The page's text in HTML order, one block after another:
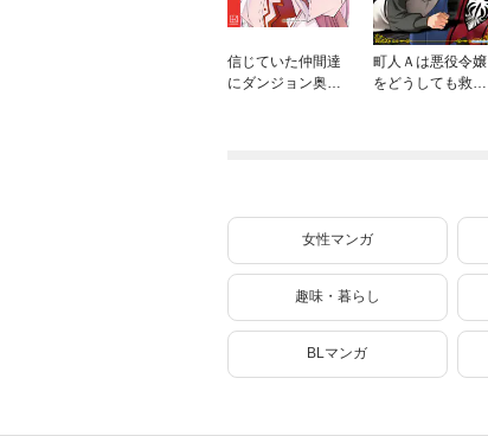
信じていた仲間達
にダンジョン奥地
界に復讐＆『ざま
（２３）
町人Ａは悪役令嬢
をどうしても救い
女性マンガ
趣味・暮らし
BLマンガ